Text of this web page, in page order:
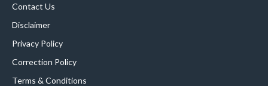
Contact Us
Disclaimer
Privacy Policy
Correction Policy
Terms & Conditions